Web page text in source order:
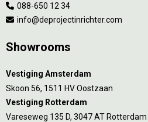
088-650 12 34
info@deprojectinrichter.com
Showrooms
Vestiging Amsterdam
Skoon 56, 1511 HV Oostzaan
Vestiging Rotterdam
Vareseweg 135 D, 3047 AT Rotterdam